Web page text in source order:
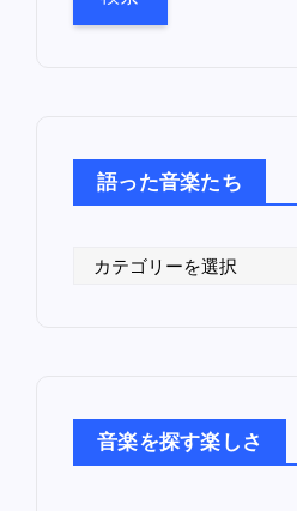
語った音楽たち
た
音楽を探す楽しさ